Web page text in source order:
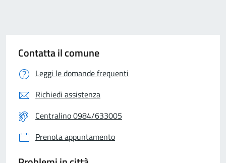
Contatta il comune
Leggi le domande frequenti
Richiedi assistenza
Centralino 0984/633005
Prenota appuntamento